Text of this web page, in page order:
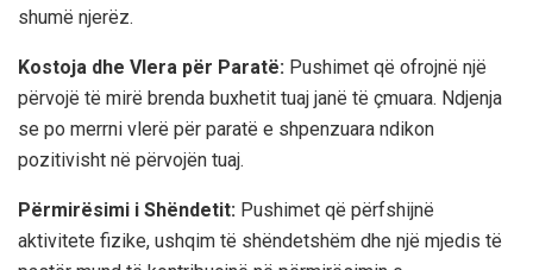
shumë njerëz.
Kostoja dhe Vlera për Paratë: Pushimet që ofrojnë një
përvojë të mirë brenda buxhetit tuaj janë të çmuara. Ndjenja
se po merrni vlerë për paratë e shpenzuara ndikon
pozitivisht në përvojën tuaj.
Përmirësimi i Shëndetit: Pushimet që përfshijnë
aktivitete fizike, ushqim të shëndetshëm dhe një mjedis të